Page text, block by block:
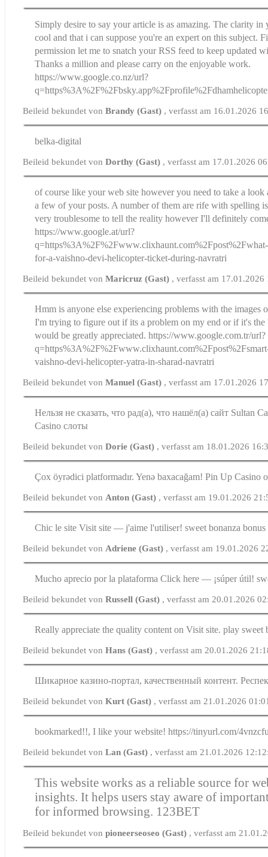
Simply desire to say your article is as amazing. The clarity in
cool and that i can suppose you're an expert on this subject.
permission let me to snatch your RSS feed to keep updated
Thanks a million and please carry on the enjoyable work.
https://www.google.co.nz/url?
Beileid bekundet vonBrandy (Gast) , verfasst am 16.01.2026
belka-digital
Beileid bekundet vonDorthy (Gast) , verfasst am 17.01.2026
of course like your web site however you need to take a look
a few of your posts. A number of them are rife with spelling
very troublesome to tell the reality however I'll definitely
https://www.google.at/url?
for-a-vaishno-devi-helicopter-ticket-during-navratri
Beileid bekundet vonMaricruz (Gast) , verfasst am 17.01.2026
Hmm is anyone else experiencing problems with the images
I'm trying to figure out if its a problem on my end or if it's the
would be greatly appreciated. https://www.google.com.tr/url?
vaishno-devi-helicopter-yatra-in-sharad-navratri
Beileid bekundet vonManuel (Gast) , verfasst am 17.01.2026
Нельзя не сказать, что рад(а), что нашёл(а) сайт Sultan
Casino слоты
Beileid bekundet vonDorie (Gast) , verfasst am 18.01.2026
Çox öyrədici platformadır. Yenə baxacağam! Pin Up Casino
Beileid bekundet von Anton (Gast) , verfasst am 19.01.2026
Chic le site Visit site — j'aime l'utiliser! sweet bonanza bonus
Beileid bekundet von Adriene (Gast) , verfasst am 19.01.2026
Mucho aprecio por la plataforma Click here — ¡súper útil!
Beileid bekundet vonRussell (Gast) , verfasst am 20.01.2026
Really appreciate the quality content on Visit site. play sweet
Beileid bekundet vonHans (Gast) , verfasst am 20.01.2026
Шикарное казино-портал, качественный контент.
Beileid bekundet vonKurt (Gast) , verfasst am 21.01.2026
bookmarked!!, I like your website! https://tinyurl.com/
Beileid bekundet vonLan (Gast) , verfasst am 21.01.2026
This website works as a reliable source for
insights. It helps users stay aware of
for informed browsing. 123BET
Beileid bekundet vonpioneerseoseo (Gast) , verfasst am